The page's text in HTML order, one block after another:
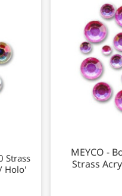
Strass
Holo'
MEYCO -
Strass